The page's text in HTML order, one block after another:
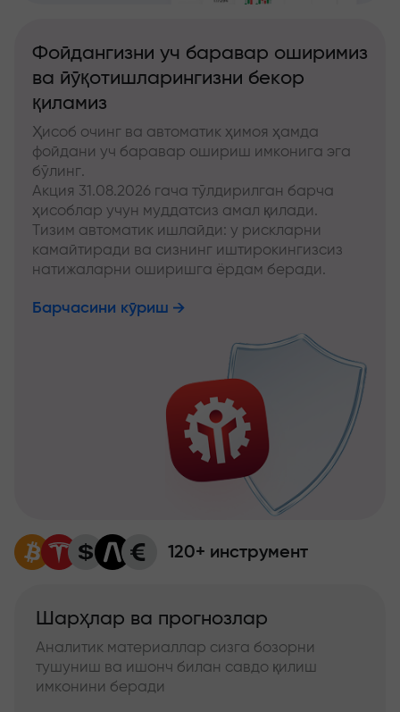
Фойдангизни уч баравар оширимиз
ва йўқотишларингизни бекор
қиламиз
Ҳисоб очинг ва автоматик ҳимоя ҳамда
фойдани уч баравар ошириш имконига эга
бўлинг.
Акция 31.08.2026 гача тўлдирилган барча
ҳисоблар учун муддатсиз амал қилади.
Тизим автоматик ишлайди: у рискларни
камайтиради ва сизнинг иштирокингизсиз
натижаларни оширишга ёрдам беради.
Барчасини кўриш
120+ инструмент
Шарҳлар ва прогнозлар
Аналитик материаллар сизга бозорни
тушуниш ва ишонч билан савдо қилиш
имконини беради